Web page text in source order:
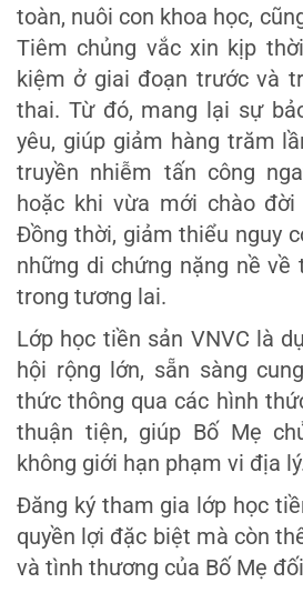
toàn, nuôi con khoa học,
Tiêm chủng vắc xin kịp
kiệm ở giai đoạn trước và
thai. Từ đó, mang lại sự
yêu, giúp giảm hàng trăm
truyền nhiễm tấn công
hoặc khi vừa mới chào
Đồng thời, giảm thiểu nguy
những di chứng nặng nề
trong tương lai.
Lớp học tiền sản VNVC là
hội rộng lớn, sẵn sàng
thức thông qua các hình
thuận tiện, giúp Bố Mẹ
không giới hạn phạm vi địa
Đăng ký tham gia lớp học
quyền lợi đặc biệt mà còn
và tình thương của Bố Mẹ